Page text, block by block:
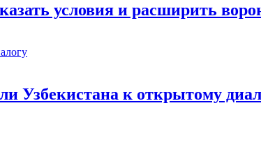
условия и расширить
Узбекистана к открытому